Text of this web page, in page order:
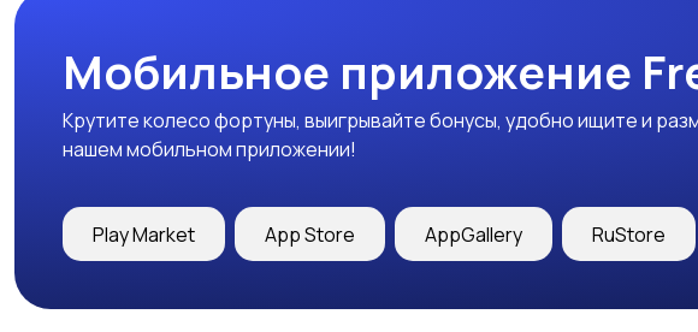
Мобильное приложение
Крутите колесо фортуны, выигрывайте бонусы, удобно ищите и
нашем мобильном приложении!
Play Market App Store AppGallery RuStore